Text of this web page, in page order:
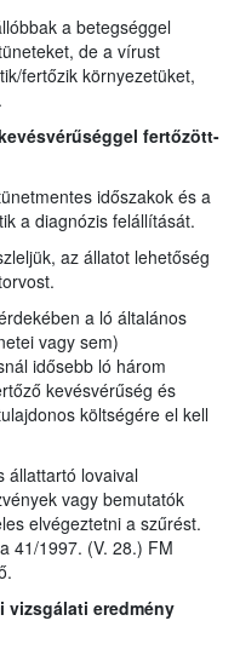
a betegséggel
de a vírust
fertőzik környezetüket,
fertőzött-
időszakok és a
a diagnózis felállítását.
az állatot lehetőség
a ló általános
vagy sem)
idősebb ló három
kevésvérűség és
költségére el kell
állattartó lovaival
vagy bemutatók
elvégeztetni a szűrést.
41/1997. (V. 28.) FM
vizsgálati eredmény